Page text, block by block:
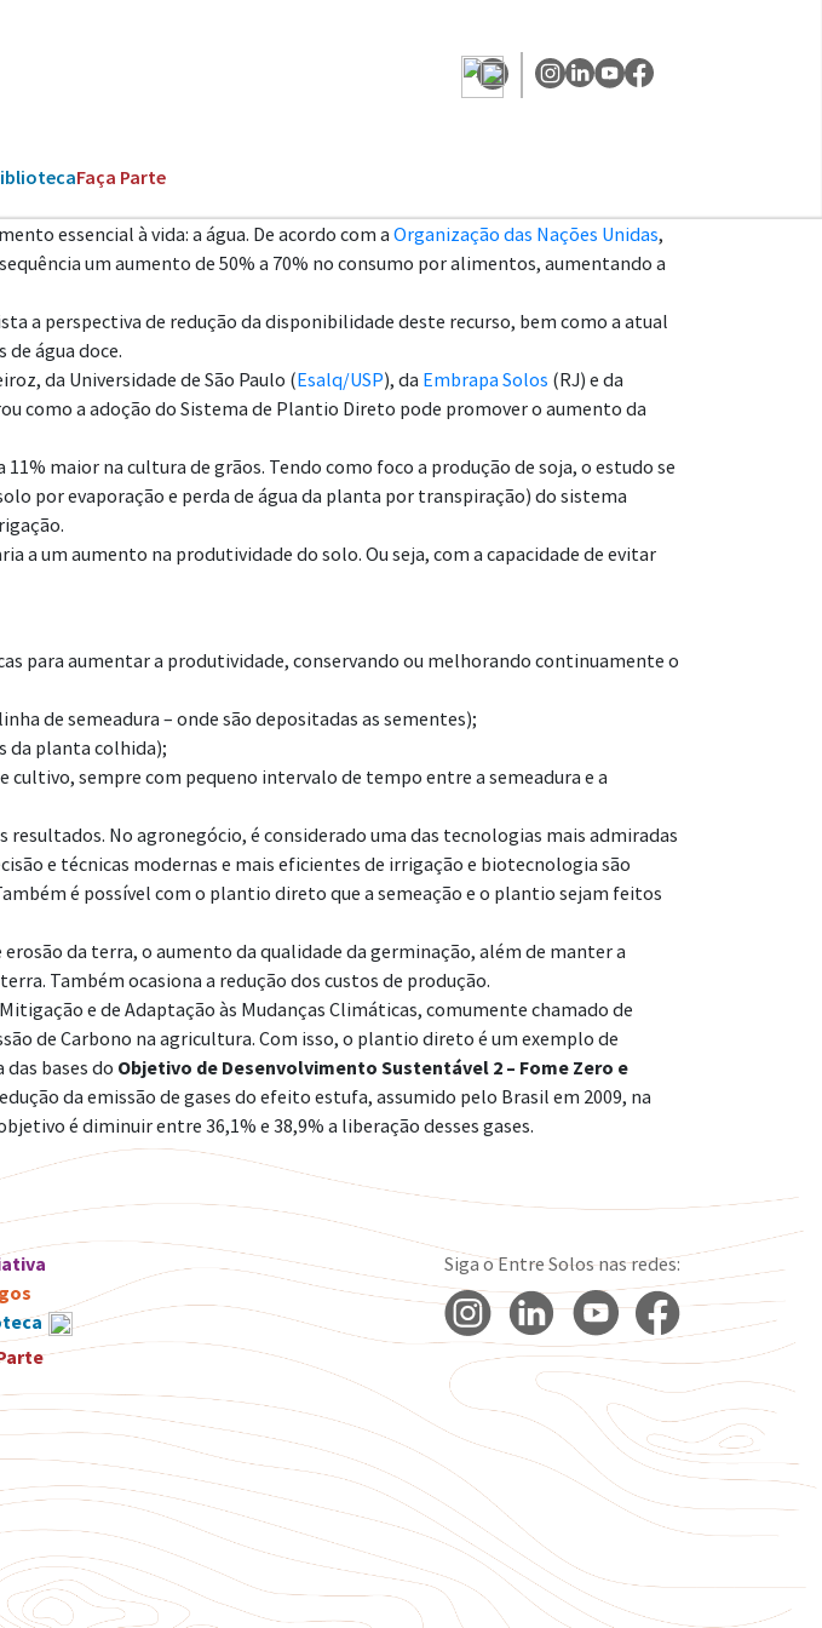
Faça Parte
essencial à vida: a água. De acordo com a Organização das Nações Unidas,
um aumento de 50% a 70% no consumo por alimentos, aumentando a
a perspectiva de redução da disponibilidade deste recurso, bem como a atual
água doce.
da Universidade de São Paulo (Esalq/USP), da Embrapa Solos (RJ) e da
como a adoção do Sistema de Plantio Direto pode promover o aumento da
maior na cultura de grãos. Tendo como foco a produção de soja, o estudo se
por evaporação e perda de água da planta por transpiração) do sistema
a um aumento na produtividade do solo. Ou seja, com a capacidade de evitar
para aumentar a produtividade, conservando ou melhorando continuamente o
de semeadura – onde são depositadas as sementes);
da planta colhida);
sempre com pequeno intervalo de tempo entre a semeadura e a
No agronegócio, é considerado uma das tecnologias mais admiradas
e técnicas modernas e mais eficientes de irrigação e biotecnologia são
é possível com o plantio direto que a semeação e o plantio sejam feitos
da terra, o aumento da qualidade da germinação, além de manter a
Também ocasiona a redução dos custos de produção.
e de Adaptação às Mudanças Climáticas, comumente chamado de
de Carbono na agricultura. Com isso, o plantio direto é um exemplo de
bases do Objetivo de Desenvolvimento Sustentável 2 – Fome Zero e
da emissão de gases do efeito estufa, assumido pelo Brasil em 2009, na
é diminuir entre 36,1% e 38,9% a liberação desses gases.
Siga o Entre Solos nas redes: